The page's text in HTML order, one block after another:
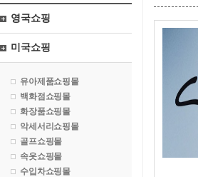
영국쇼핑
미국쇼핑
유아제품쇼핑몰
백화점쇼핑몰
화장품쇼핑몰
악세서리쇼핑몰
골프쇼핑몰
속옷쇼핑몰
수입차쇼핑몰